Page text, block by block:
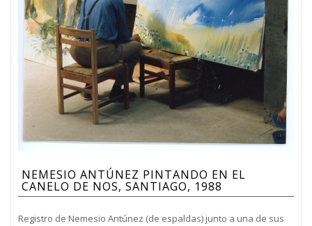
NEMESIO ANTÚNEZ PINTANDO EN EL
CANELO DE NOS, SANTIAGO, 1988
Registro de Nemesio Antúnez (de espaldas) junto a una de sus